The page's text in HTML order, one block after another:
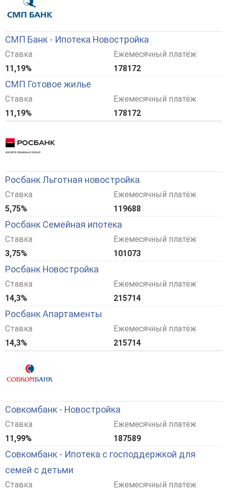
СМП Банк - Ипотека Новостройка
Ставка
11,19%
Ежемесячный платёж
178172
СМП Готовое жилье
Ставка
11,19%
Ежемесячный платёж
178172
Росбанк Льготная новостройка
Ставка
5,75%
Ежемесячный платёж
119688
Росбанк Семейная ипотека
Ставка
3,75%
Ежемесячный платёж
101073
Росбанк Новостройка
Ставка
14,3%
Ежемесячный платёж
215714
Росбанк Апартаменты
Ставка
14,3%
Ежемесячный платёж
215714
Совкомбанк - Новостройка
Ставка
11,99%
Ежемесячный платёж
187589
Совкомбанк - Ипотека с господдержкой для
семей с детьми
Ставка Ежемесячный платёж